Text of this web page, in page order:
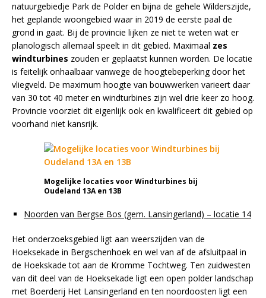
natuurgebiedje Park de Polder en bijna de gehele Wilderszijde,
het geplande woongebied waar in 2019 de eerste paal de
grond in gaat. Bij de provincie lijken ze niet te weten wat er
planologisch allemaal speelt in dit gebied. Maximaal zes
windturbines zouden er geplaatst kunnen worden. De locatie
is feitelijk onhaalbaar vanwege de hoogtebeperking door het
vliegveld. De maximum hoogte van bouwwerken varieert daar
van 30 tot 40 meter en windturbines zijn wel drie keer zo hoog.
Provincie voorziet dit eigenlijk ook en kwalificeert dit gebied op
voorhand niet kansrijk.
Mogelijke locaties voor Windturbines bij
Oudeland 13A en 13B
Noorden van Bergse Bos (gem. Lansingerland) – locatie 14
Het onderzoeksgebied ligt aan weerszijden van de
Hoeksekade in Bergschenhoek en wel van af de afsluitpaal in
de Hoekskade tot aan de Kromme Tochtweg. Ten zuidwesten
van dit deel van de Hoeksekade ligt een open polder landschap
met Boerderij Het Lansingerland en ten noordoosten ligt een